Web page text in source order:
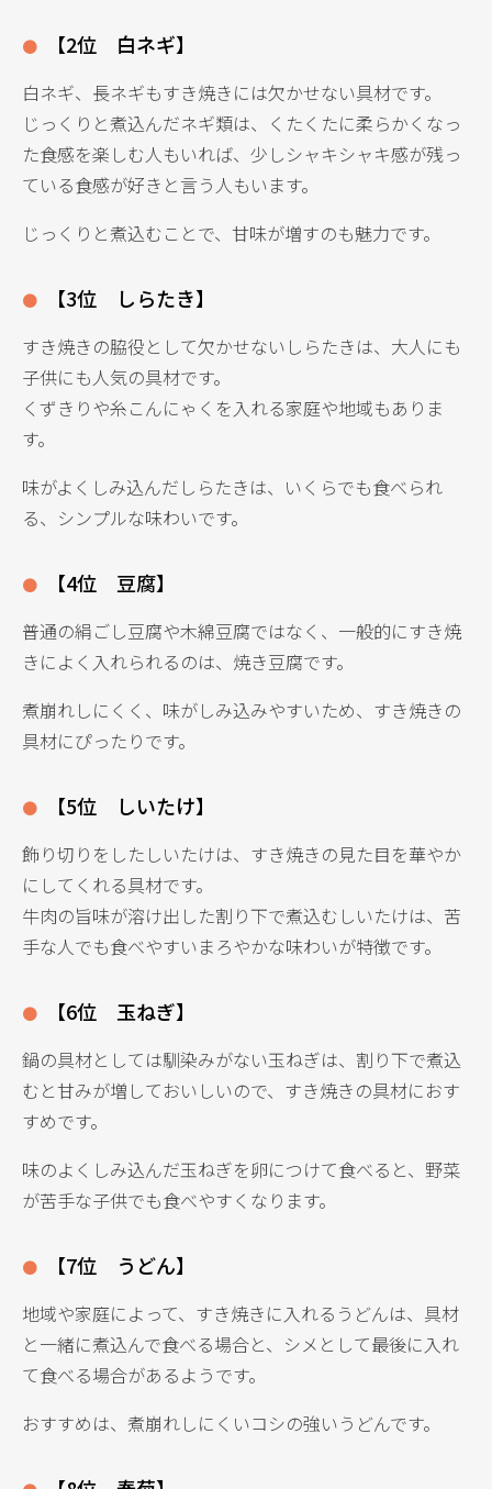
【2位 白ネギ】
白ネギ、長ネギもすき焼きには欠かせない具材です。
じっくりと煮込んだネギ類は、くたくたに柔らかくなっ
た食感を楽しむ人もいれば、少しシャキシャキ感が残っ
ている食感が好きと言う人もいます。
じっくりと煮込むことで、甘味が増すのも魅力です。
【3位 しらたき】
すき焼きの脇役として欠かせないしらたきは、大人にも
子供にも人気の具材です。
くずきりや糸こんにゃくを入れる家庭や地域もありま
す。
味がよくしみ込んだしらたきは、いくらでも食べられ
る、シンプルな味わいです。
【4位 豆腐】
普通の絹ごし豆腐や木綿豆腐ではなく、一般的にすき焼
きによく入れられるのは、焼き豆腐です。
煮崩れしにくく、味がしみ込みやすいため、すき焼きの
具材にぴったりです。
【5位 しいたけ】
飾り切りをしたしいたけは、すき焼きの見た目を華やか
にしてくれる具材です。
牛肉の旨味が溶け出した割り下で煮込むしいたけは、苦
手な人でも食べやすいまろやかな味わいが特徴です。
【6位 玉ねぎ】
鍋の具材としては馴染みがない玉ねぎは、割り下で煮込
むと甘みが増しておいしいので、すき焼きの具材におす
すめです。
味のよくしみ込んだ玉ねぎを卵につけて食べると、野菜
が苦手な子供でも食べやすくなります。
【7位 うどん】
地域や家庭によって、すき焼きに入れるうどんは、具材
と一緒に煮込んで食べる場合と、シメとして最後に入れ
て食べる場合があるようです。
おすすめは、煮崩れしにくいコシの強いうどんです。